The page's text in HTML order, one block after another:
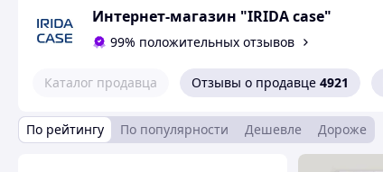
Интернет-магазин "IRIDA case"
99% положительных отзывов
Каталог продавца Отзывы о продавце 4921
По рейтингу По популярности Дешевле Дороже